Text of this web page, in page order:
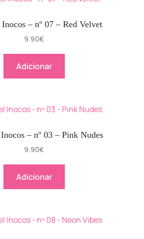
– nº 07 – Red Velvet
9.90€
Adicionar
– nº 03 – Pink Nudes
9.90€
Adicionar